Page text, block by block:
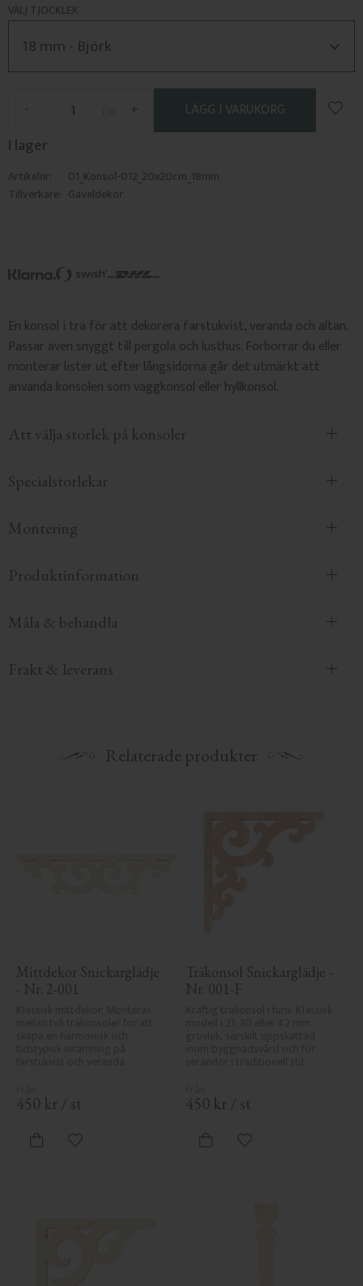
VÄLJ TJOCKLEK
+
-
I lager
Artikelnr
01_Konsol-012_20x20cm_18mm
Tillverkare Gaveldekor
En konsol i trä för att dekorera farstukvist, veranda och altan.
Passar även snyggt till pergola och lusthus. Förborrar du eller
monterar lister ut efter långsidorna går det utmärkt att
använda konsolen som väggkonsol eller hyllkonsol.
Att välja storlek på konsoler
Specialstorlekar
Montering
Produktinformation
Måla & behandla
Frakt & leverans
Relaterade produkter
Mittdekor Snickarglädje
- Nr. 2-001
450 kr / st
Lägg till i favoriter
Träkonsol Snickarglädje -
Nr. 001-F
450 kr / st
Lägg till i favoriter